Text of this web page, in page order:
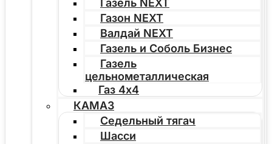
Газель NEXT
Газон NEXT
Валдай NEXT
Газель и Соболь Бизнес
Газель
цельнометаллическая
Газ 4х4
КАМАЗ
Седельный тягач
Шасси